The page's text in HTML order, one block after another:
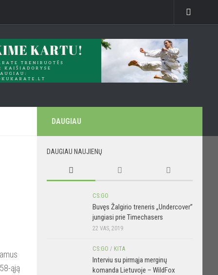
ąją
DAUGIAU
DAUGIAU NAUJIENŲ
CS:GO
Buvęs Žalgirio treneris „Undercover”
jungiasi prie Timechasers
22 VAS, 2019
CS:GO / KITA
Interviu su pirmąja merginų
komanda Lietuvoje – WildFox